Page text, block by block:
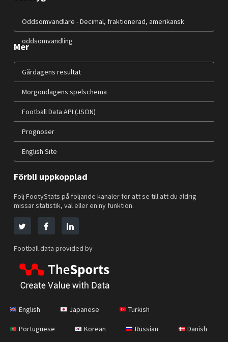
Oddsomvandlare - Decimal, fraktionerad, amerikansk
oddsomvandling
Mer
Gårdagens resultat
Morgondagens spelschema
Football Data API (JSON)
Prognoser
English Site
Förbli uppkopplad
Följ FootyStats på följande kanaler för att se till att du aldrig
missar statistik, val eller en ny funktion.
Football data provided by
English Japanese Turkish
Portuguese Korean Russian Danish